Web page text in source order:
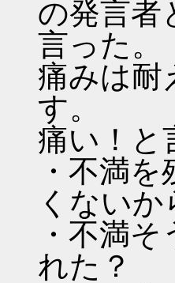
の発言者
言った。
痛みは耐
す。
痛い！と
・不満
くない
・不満
れた？